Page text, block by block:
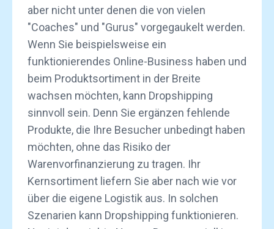
aber nicht unter denen die von vielen
"Coaches" und "Gurus" vorgegaukelt werden.
Wenn Sie beispielsweise ein
funktionierendes Online-Business haben und
beim Produktsortiment in der Breite
wachsen möchten, kann Dropshipping
sinnvoll sein. Denn Sie ergänzen fehlende
Produkte, die Ihre Besucher unbedingt haben
möchten, ohne das Risiko der
Warenvorfinanzierung zu tragen. Ihr
Kernsortiment liefern Sie aber nach wie vor
über die eigene Logistik aus. In solchen
Szenarien kann Dropshipping funktionieren.